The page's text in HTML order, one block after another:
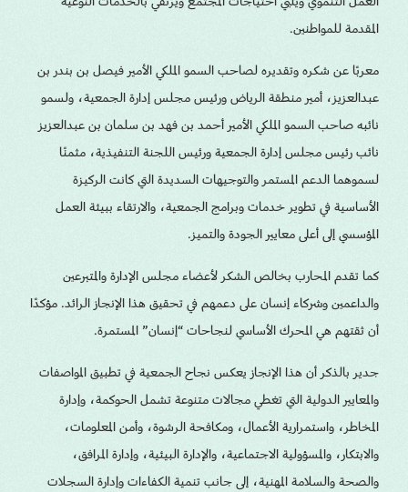
العمل التنموي ويلبي احتياجات المجتمع ويرتقي بالخدمات النوعية
المقدمة للمواطنين.
معربًا عن شكره وتقديره لصاحب السمو الملكي الأمير فيصل بن بندر بن
عبدالعزيز، أمير منطقة الرياض ورئيس مجلس إدارة الجمعية، ولسمو
نائبه صاحب السمو الملكي الأمير أحمد بن فهد بن سلمان بن عبدالعزيز
نائب رئيس مجلس إدارة الجمعية ورئيس اللجنة التنفيذية، مثمنًا
لسموهما الدعم المستمر والتوجيهات السديدة التي كانت الركيزة
الأساسية في تطوير خدمات وبرامج الجمعية، والارتقاء ببيئة العمل
المؤسسي إلى أعلى معايير الجودة والتميز.
كما تقدم المحارب بخالص الشكر لأعضاء مجلس الإدارة والمتبرعين
والداعمين وشركاء إنسان على دعمهم في تحقيق هذا الإنجاز الرائد. مؤكدًا
أن ثقتهم هي المحرك الأساسي لنجاحات “إنسان” المستمرة.
جدير بالذكر أن هذا الإنجاز يعكس نجاح الجمعية في تطبيق المواصفات
والمعايير الدولية التي تغطي مجالات متنوعة تشمل الحوكمة، وإدارة
المخاطر، واستمرارية الأعمال، ومكافحة الرشوة، وأمن المعلومات،
والابتكار، والمسؤولية الاجتماعية، والإدارة البيئية، وإدارة المرافق،
والصحة والسلامة المهنية، إلى جانب تنمية الكفاءات وإدارة السجلات